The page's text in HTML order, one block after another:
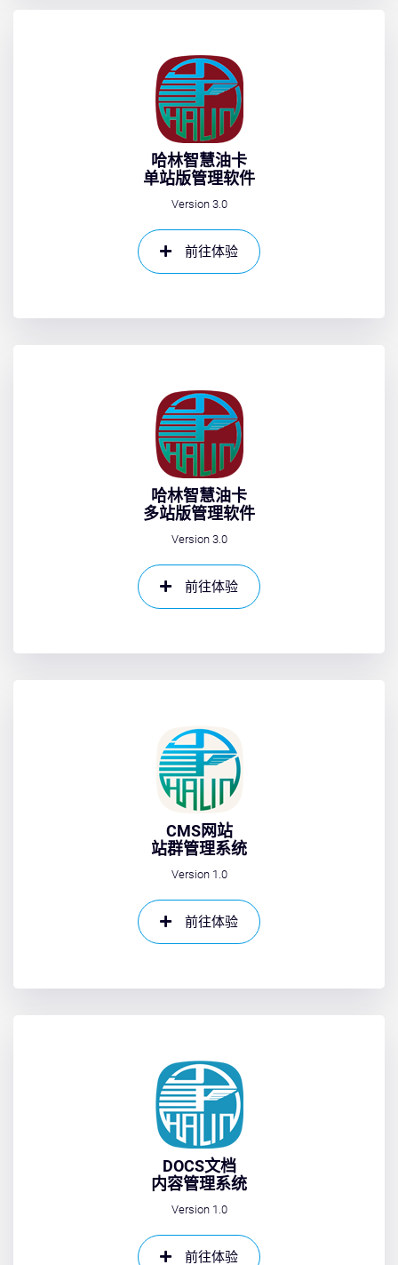
哈林智慧油卡
单站版管理软件
Version 3.0
前往体验
哈林智慧油卡
多站版管理软件
Version 3.0
前往体验
CMS网站
站群管理系统
Version 1.0
前往体验
DOCS文档
内容管理系统
Version 1.0
前往体验